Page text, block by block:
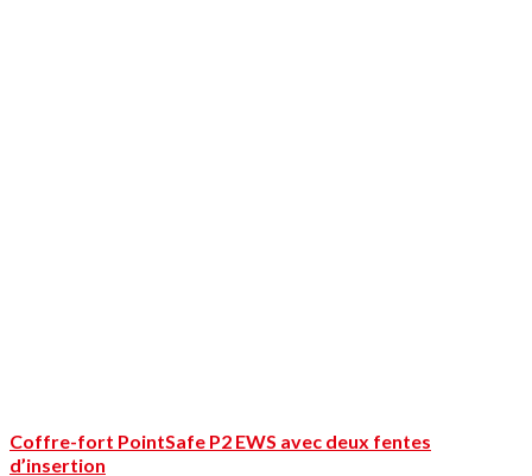
Coffre-fort PointSafe P2 EWS avec deux fentes
d’insertion